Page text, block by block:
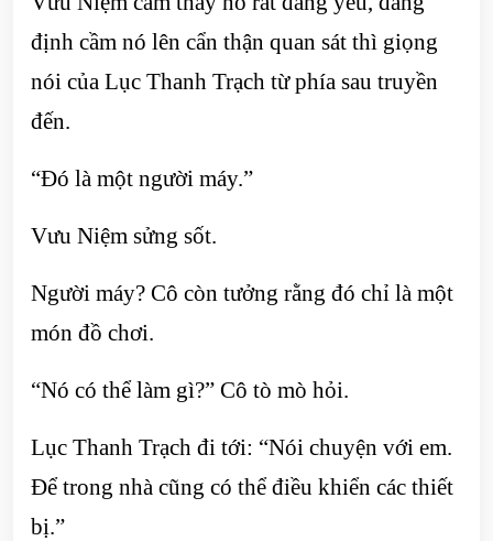
định cầm nó lên cẩn thận quan sát thì giọng
nói của Lục Thanh Trạch từ phía sau truyền
đến.
“Đó là một người máy.”
Vưu Niệm sửng sốt.
Người máy? Cô còn tưởng rằng đó chỉ là một
món đồ chơi.
“Nó có thể làm gì?” Cô tò mò hỏi.
Lục Thanh Trạch đi tới: “Nói chuyện với em.
Để trong nhà cũng có thể điều khiển các thiết
bị.”